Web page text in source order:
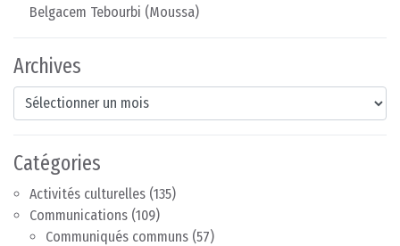
Belgacem Tebourbi (Moussa)
Archives
Archives
Catégories
Activités culturelles (135)
Communications (109)
Communiqués communs (57)